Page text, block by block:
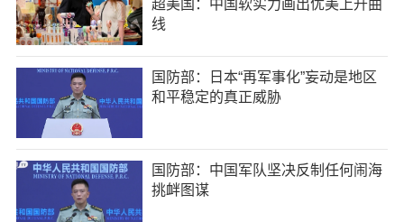
超美国：中国软实力画出优美上升曲
线
国防部：日本“再军事化”妄动是地区
和平稳定的真正威胁
国防部：中国军队坚决反制任何闹海
挑衅图谋